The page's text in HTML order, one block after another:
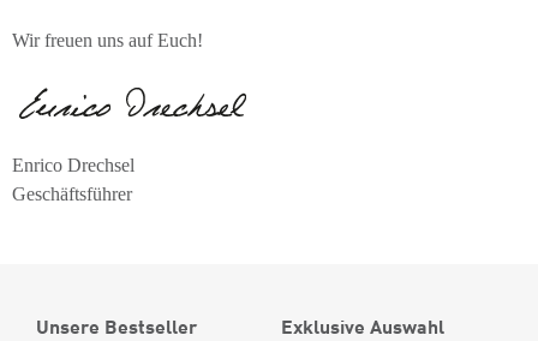
Wir freuen uns auf Euch!
Enrico Drechsel
Geschäftsführer
Unsere Bestseller Exklusive Auswahl